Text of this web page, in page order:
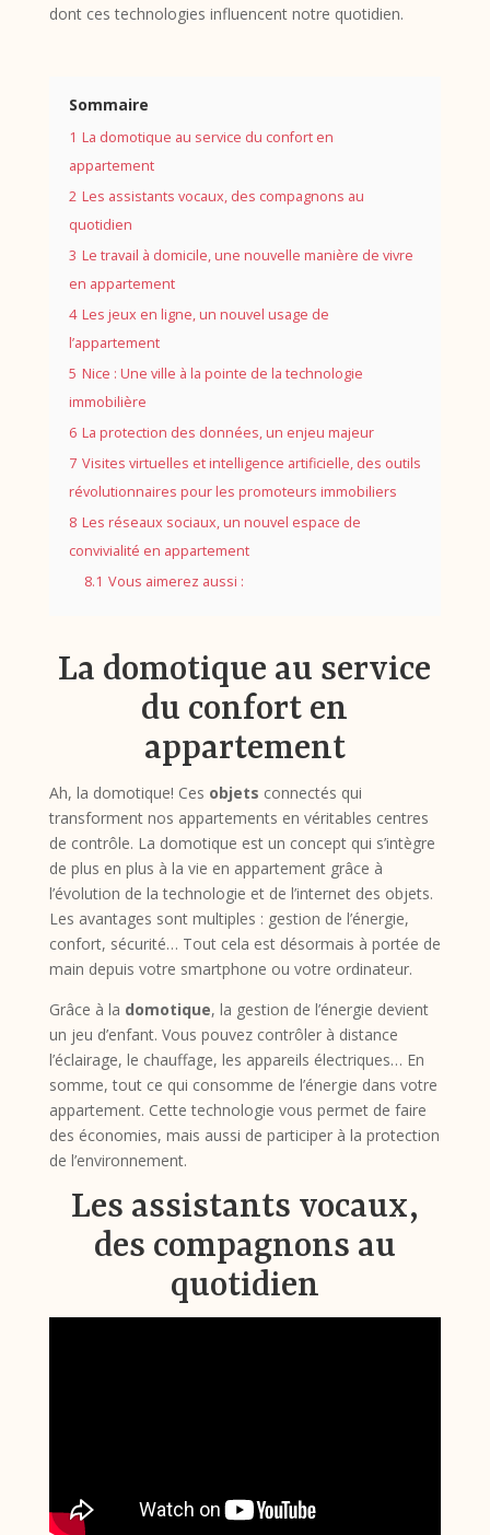
dont ces technologies influencent notre quotidien.
Sommaire
1 La domotique au service du confort en
appartement
2 Les assistants vocaux, des compagnons au
quotidien
3 Le travail à domicile, une nouvelle manière de vivre
en appartement
4 Les jeux en ligne, un nouvel usage de
l’appartement
5 Nice : Une ville à la pointe de la technologie
immobilière
6 La protection des données, un enjeu majeur
7 Visites virtuelles et intelligence artificielle, des outils
révolutionnaires pour les promoteurs immobiliers
8 Les réseaux sociaux, un nouvel espace de
convivialité en appartement
8.1 Vous aimerez aussi :
La domotique au service
du confort en
appartement
Ah, la domotique! Ces objets connectés qui
transforment nos appartements en véritables centres
de contrôle. La domotique est un concept qui s’intègre
de plus en plus à la vie en appartement grâce à
l’évolution de la technologie et de l’internet des objets.
Les avantages sont multiples : gestion de l’énergie,
confort, sécurité… Tout cela est désormais à portée de
main depuis votre smartphone ou votre ordinateur.
Grâce à la domotique, la gestion de l’énergie devient
un jeu d’enfant. Vous pouvez contrôler à distance
l’éclairage, le chauffage, les appareils électriques… En
somme, tout ce qui consomme de l’énergie dans votre
appartement. Cette technologie vous permet de faire
des économies, mais aussi de participer à la protection
de l’environnement.
Les assistants vocaux,
des compagnons au
quotidien